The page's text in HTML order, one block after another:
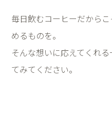
毎日飲むコーヒーだから
めるものを。
そんな想いに応えてくれ
てみてください。